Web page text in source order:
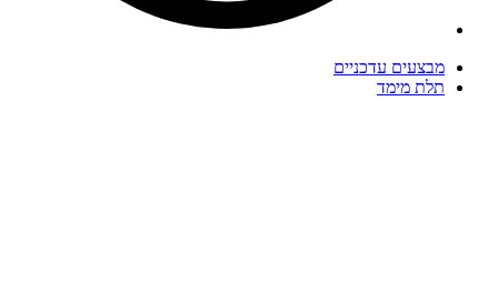
מבצעים עדכניים
תלת מימד